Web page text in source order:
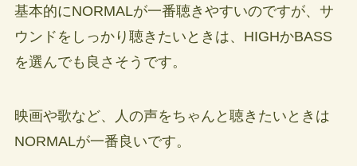
基本的にNORMALが一番聴きやすいのですが、サ
ウンドをしっかり聴きたいときは、HIGHかBASS
を選んでも良さそうです。
映画や歌など、人の声をちゃんと聴きたいときは
NORMALが一番良いです。